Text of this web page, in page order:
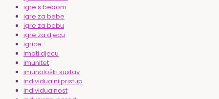
igre s bebom
igre za bebe
igre za bebu
igre za djecu
igrice
imati djecu
imunitet
imunološki sustav
individualni pristup
individualnost